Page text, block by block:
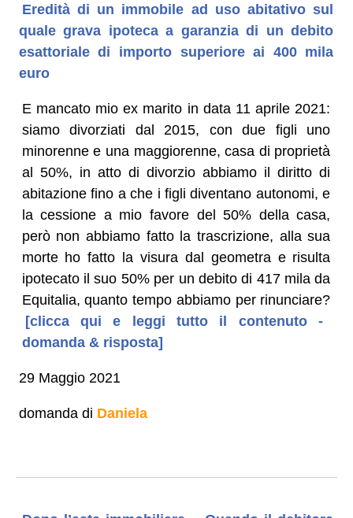
Eredità di un immobile ad uso abitativo sul
quale grava ipoteca a garanzia di un debito
esattoriale di importo superiore ai 400 mila
euro
E mancato mio ex marito in data 11 aprile 2021:
siamo divorziati dal 2015, con due figli uno
minorenne e una maggiorenne, casa di proprietà
al 50%, in atto di divorzio abbiamo il diritto di
abitazione fino a che i figli diventano autonomi, e
la cessione a mio favore del 50% della casa,
però non abbiamo fatto la trascrizione, alla sua
morte ho fatto la visura dal geometra e risulta
ipotecato il suo 50% per un debito di 417 mila da
Equitalia, quanto tempo abbiamo per rinunciare?
[clicca qui e leggi tutto il contenuto -
domanda & risposta]
29 Maggio 2021
domanda di Daniela